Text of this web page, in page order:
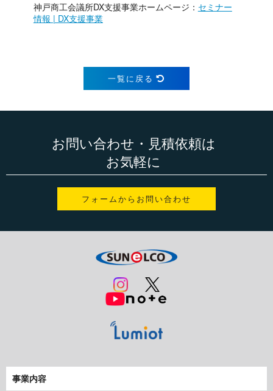
神戸商工会議所DX支援事業ホームページ： セミナー
情報 | DX支援事業
一覧に戻る
お問い合わせ・見積依頼は
お気軽に
フォームからお問い合わせ
事業内容